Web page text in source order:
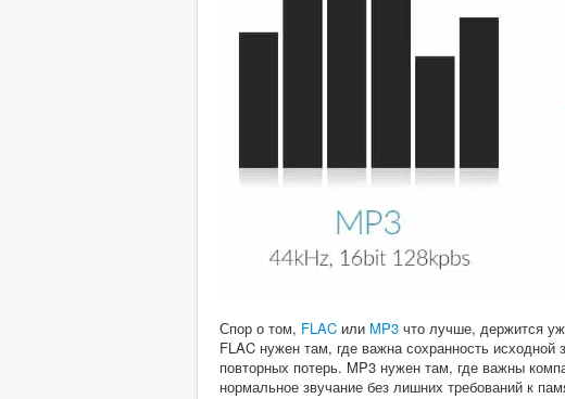
Спор о том, FLAC или MP3 что лучше, держится
FLAC нужен там, где важна сохранность исходной
повторных потерь. MP3 нужен там, где важны
нормальное звучание без лишних требований к